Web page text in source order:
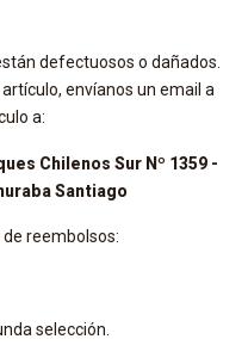
defectuosos o dañados.
envíanos un email a
a:
Chilenos Sur Nº 1359 -
Santiago
reembolsos:
selección.